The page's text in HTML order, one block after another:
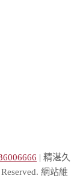
| 精湛久
網站維